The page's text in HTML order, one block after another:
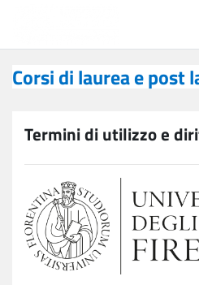
Corsi di laurea e post
Termini di utilizzo e